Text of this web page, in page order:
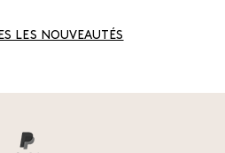
LES NOUVEAUTÉS